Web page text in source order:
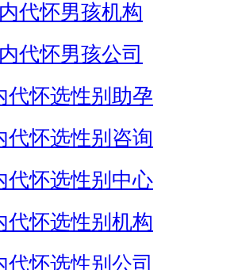
代怀男孩机构
代怀男孩公司
代怀选性别助孕
代怀选性别咨询
代怀选性别中心
代怀选性别机构
代怀选性别公司